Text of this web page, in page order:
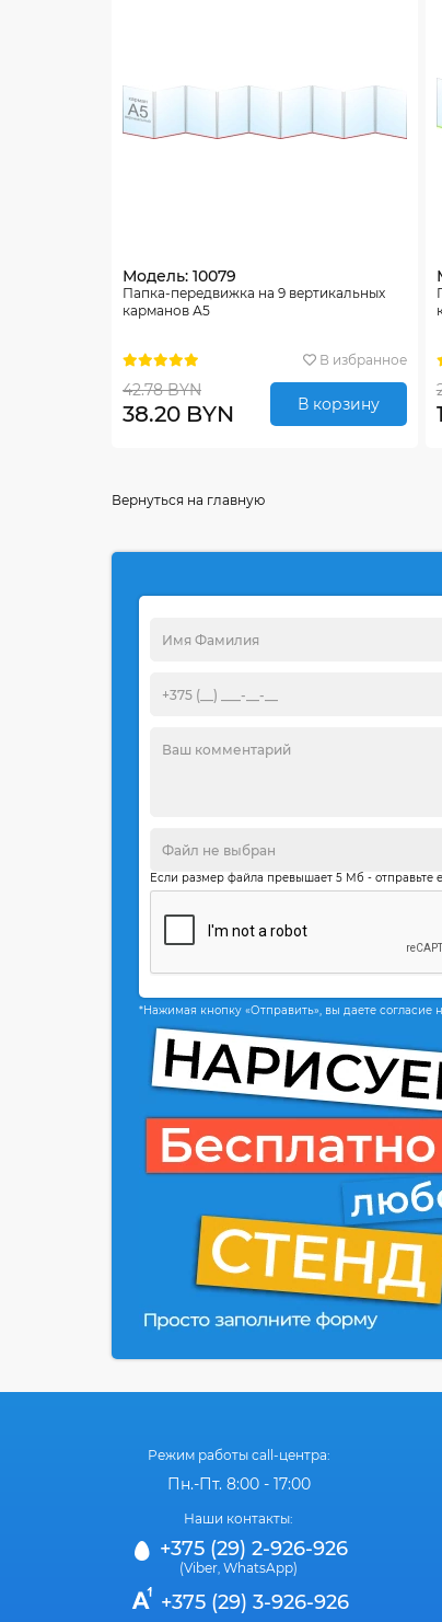
Модель: 10079
Папка-передвижка на 9 вертикальных
карманов А5
В избранное
42.78 BYN
38.20 BYN В корзину
Вернуться на главную
Если размер файла превышает 5 Мб - отправьте
*Нажимая кнопку «Отправить», вы даете
Режим работы call-центра:
Пн.-Пт. 8:00 - 17:00
Наши контакты:
+375 (29) 2-926-926
(Viber, WhatsApp)
+375 (29) 3-926-926